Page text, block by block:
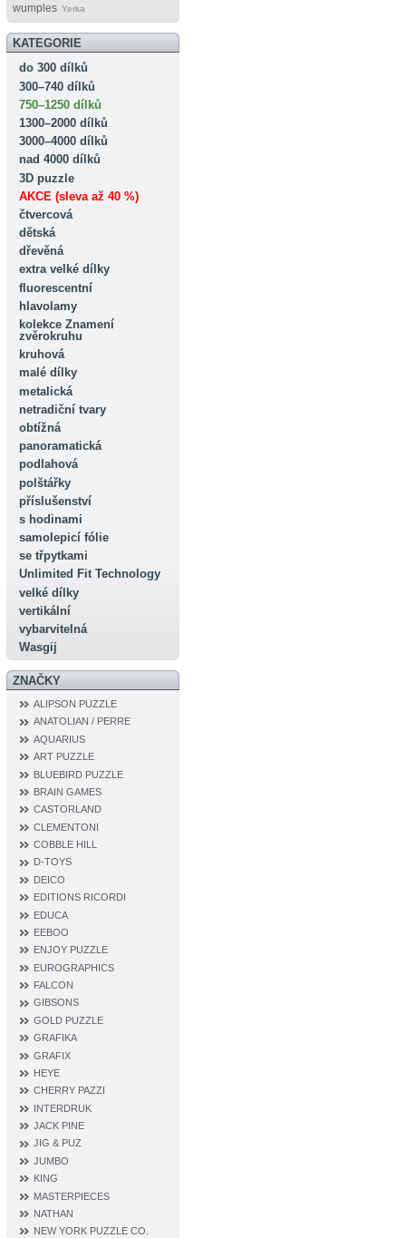
wumples Yerka
KATEGORIE
do 300 dílků
300–740 dílků
750–1250 dílků
1300–2000 dílků
3000–4000 dílků
nad 4000 dílků
3D puzzle
AKCE (sleva až 40 %)
čtvercová
dětská
dřevěná
extra velké dílky
fluorescentní
hlavolamy
kolekce Znamení
zvěrokruhu
kruhová
malé dílky
metalická
netradiční tvary
obtížná
panoramatická
podlahová
polštářky
příslušenství
s hodinami
samolepicí fólie
se třpytkami
Unlimited Fit Technology
velké dílky
vertikální
vybarvitelná
Wasgij
ZNAČKY
ALIPSON PUZZLE
ANATOLIAN / PERRE
AQUARIUS
ART PUZZLE
BLUEBIRD PUZZLE
BRAIN GAMES
CASTORLAND
CLEMENTONI
COBBLE HILL
D‐TOYS
DEICO
EDITIONS RICORDI
EDUCA
EEBOO
ENJOY PUZZLE
EUROGRAPHICS
FALCON
GIBSONS
GOLD PUZZLE
GRAFIKA
GRAFIX
HEYE
CHERRY PAZZI
INTERDRUK
JACK PINE
JIG & PUZ
JUMBO
KING
MASTERPIECES
NATHAN
NEW YORK PUZZLE CO.